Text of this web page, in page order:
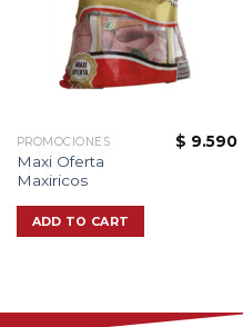
PROMOCIONES
Maxi Oferta
Maxiricos
$ 9.590
ADD TO CART